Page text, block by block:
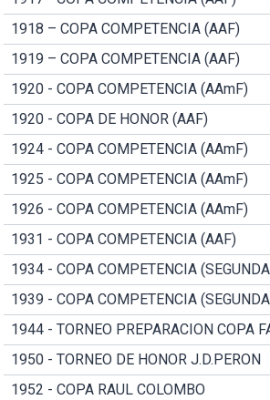
1918 – COPA COMPETENCIA (AAF)
1919 – COPA COMPETENCIA (AAF)
1920 - COPA COMPETENCIA (AAmF)
1920 - COPA DE HONOR (AAF)
1924 - COPA COMPETENCIA (AAmF)
1925 - COPA COMPETENCIA (AAmF)
1926 - COPA COMPETENCIA (AAmF)
1931 - COPA COMPETENCIA (AAF)
1934 - COPA COMPETENCIA
1939 - COPA COMPETENCIA
1944 - TORNEO PREPARACION COPA
1950 - TORNEO DE HONOR J.D.PERON
1952 - COPA RAUL COLOMBO